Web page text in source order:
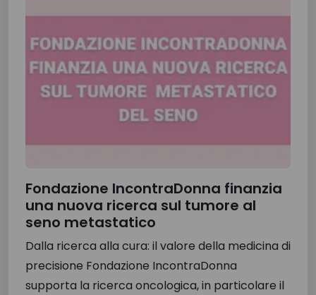
Fondazione IncontraDonna finanzia
una nuova ricerca sul tumore al
seno metastatico
Dalla ricerca alla cura: il valore della medicina di
precisione Fondazione IncontraDonna
supporta la ricerca oncologica, in particolare il